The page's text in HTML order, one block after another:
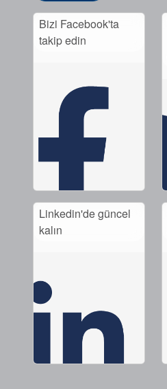
Bizi Facebook'ta
takip edin
Linkedin'de güncel
kalın